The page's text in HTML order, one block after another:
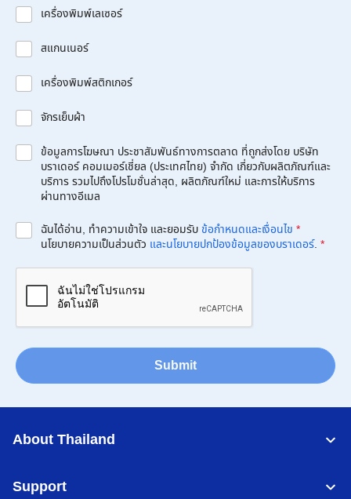
เครื่องพิมพ์เลเซอร์
สแกนเนอร์
เครื่องพิมพ์สติกเกอร์
จักรเย็บผ้า
ข้อมูลการโฆษณา ประชาสัมพันธ์ทางการตลาด ที่ถูกส่งโดย บริษัท
บราเดอร์ คอมเมอร์เชี่ยล (ประเทศไทย) จำกัด เกี่ยวกับผลิตภัณฑ์และ
บริการ รวมไปถึงโปรโมชั่นล่าสุด, ผลิตภัณฑ์ใหม่ และการให้บริการ
ผ่านทางอีเมล
ฉันได้อ่าน, ทำความเข้าใจ และยอมรับข้อกำหนดและเงื่อนไข *
นโยบายความเป็นส่วนตัว และนโยบายปกป้องข้อมูลของบราเดอร์. *
Submit
About Thailand
Support